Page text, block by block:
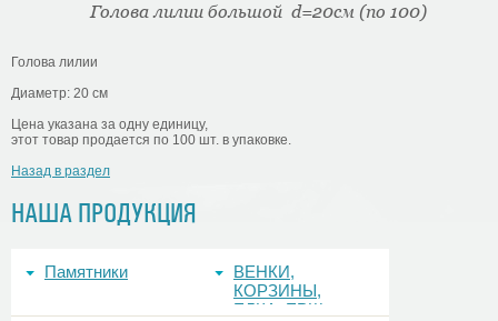
НАША ПРОДУКЦИЯ
Памятники
ВЕНКИ,
КОРЗИНЫ,
ЕЛКА, ЕРШ,
Голова лилии большой d=20см (по 100)
Голова лилии
Диаметр: 20 см
Цена указана за одну единицу,
этот товар продается по 100 шт. в упаковке.
Назад в раздел